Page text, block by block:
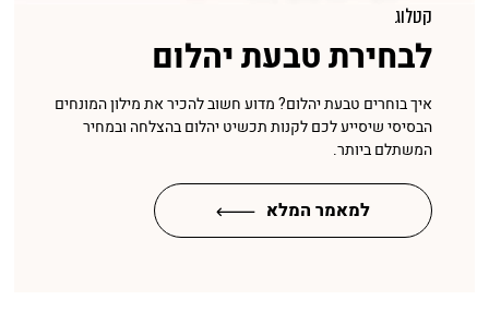
קטלוג
לבחירת טבעת יהלום
איך בוחרים טבעת יהלום? מדוע חשוב להכיר את מילון המונחים
הבסיסי שיסייע לכם לקנות תכשיט יהלום בהצלחה ובמחיר
המשתלם ביותר.
למאמר המלא